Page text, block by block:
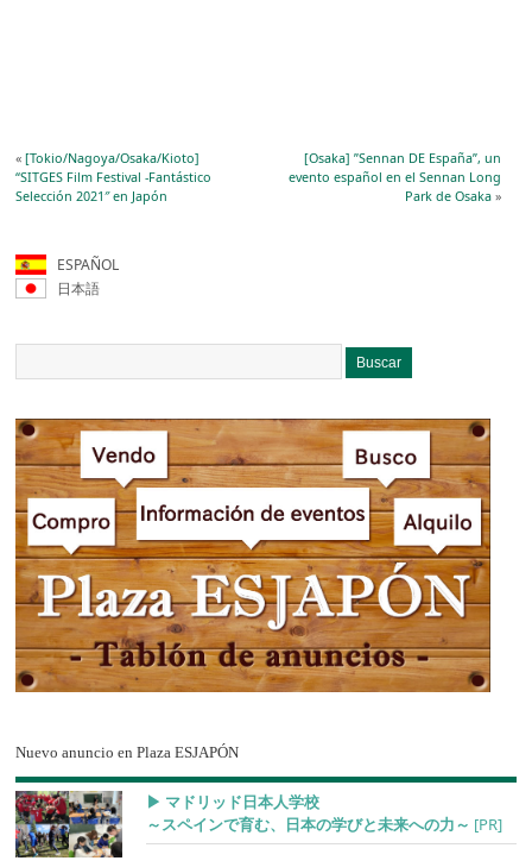
«[Tokio/Nagoya/Osaka/Kioto]
“SITGES Film Festival -Fantástico
Selección 2021″ en Japón
[Osaka] ”Sennan DE España”, un
evento español en el Sennan Long
Park de Osaka»
ESPAÑOL
日本語
Nuevo anuncio en Plaza ESJAPÓN
▶︎ マドリッド日本人学校
～スペインで育む、日本の学びと未来への力～ [PR]